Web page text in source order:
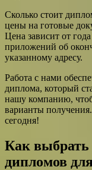
Сколько стоит
цены на готовые
Цена зависит от
приложений об
указанному адресу.
Работа с нами
диплома, который
нашу компанию,
варианты
сегодня!
Как выбрать
дипломов